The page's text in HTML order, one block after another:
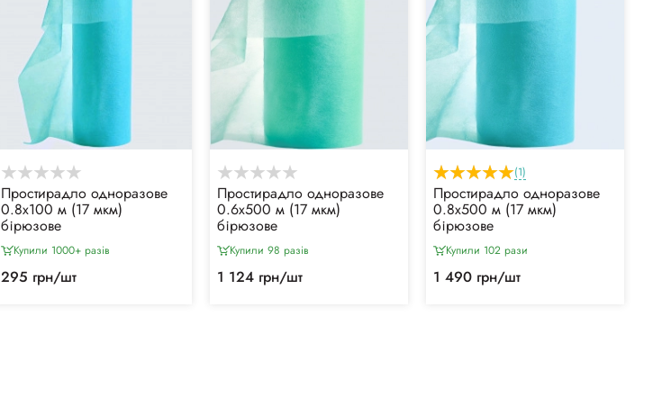
Простирадло одноразове
0.8х100 м (17 мкм)
бірюзове
Купили 1000+ разiв
295 грн/шт
Простирадло одноразове
0.6х500 м (17 мкм)
бірюзове
Купили 98 разiв
1 124 грн/шт
(1)
Простирадло одноразове
0.8х500 м (17 мкм)
бірюзове
Купили 102 рази
1 490 грн/шт